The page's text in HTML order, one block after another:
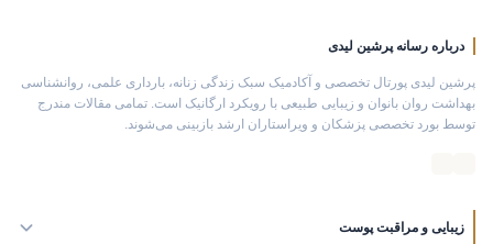
درباره رسانه پرشین لیدی
پرشین لیدی پورتال تخصصی و آکادمیک سبک زندگی زنانه، بارداری علمی، روانشناسی
بهداشت روان بانوان و زیبایی طبیعی با رویکرد ارگانیک است. تمامی مقالات مندرج
توسط بورد تخصصی پزشکان و ویراستاران ارشد بازبینی می‌شوند.
زیبایی و مراقبت پوست